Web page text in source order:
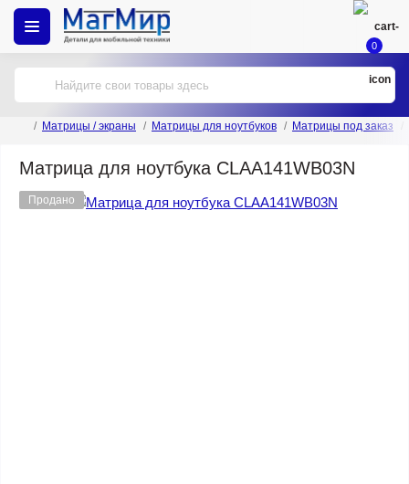
0
Матрицы / экраны Матрицы для ноутбуков Матрицы под заказ
Матрица для ноутбука CLAA141WB03N
Продано